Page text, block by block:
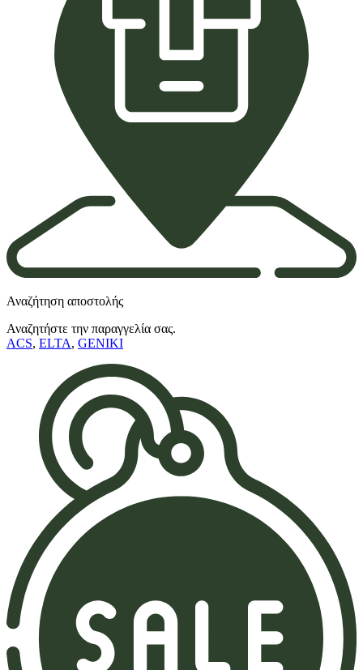
Αναζήτηση αποστολής
Αναζητήστε την παραγγελία σας.
ACS, ELTA, GENIKI